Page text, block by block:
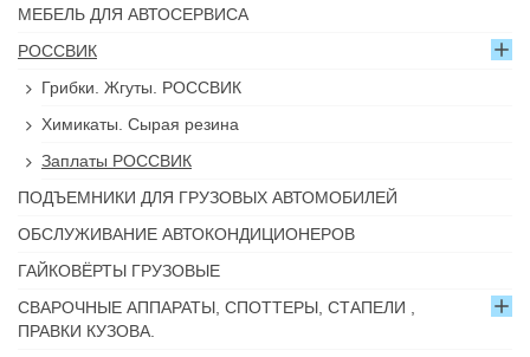
МЕБЕЛЬ ДЛЯ АВТОСЕРВИСА
РОССВИК
Грибки. Жгуты. РОССВИК
Химикаты. Сырая резина
Заплаты РОССВИК
ПОДЪЕМНИКИ ДЛЯ ГРУЗОВЫХ АВТОМОБИЛЕЙ
ОБСЛУЖИВАНИЕ АВТОКОНДИЦИОНЕРОВ
ГАЙКОВЁРТЫ ГРУЗОВЫЕ
СВАРОЧНЫЕ АППАРАТЫ, СПОТТЕРЫ, СТАПЕЛИ ,
ПРАВКИ КУЗОВА.